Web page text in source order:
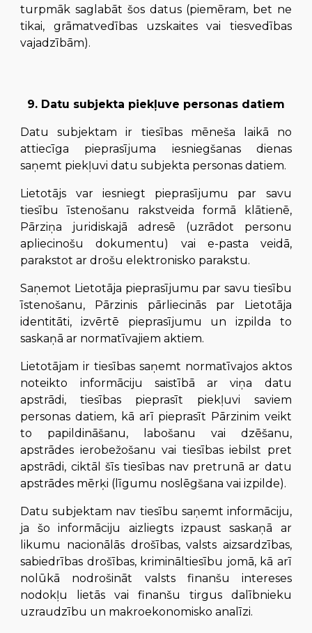
turpmāk saglabāt šos datus (piemēram, bet ne
tikai, grāmatvedības uzskaites vai tiesvedības
vajadzībām).
9. Datu subjekta piekļuve personas datiem
Datu subjektam ir tiesības mēneša laikā no
attiecīga pieprasījuma iesniegšanas dienas
saņemt piekļuvi datu subjekta personas datiem.
Lietotājs var iesniegt pieprasījumu par savu
tiesību īstenošanu rakstveida formā klātienē,
Pārziņa juridiskajā adresē (uzrādot personu
apliecinošu dokumentu) vai e-pasta veidā,
parakstot ar drošu elektronisko parakstu.
Saņemot Lietotāja pieprasījumu par savu tiesību
īstenošanu, Pārzinis pārliecinās par Lietotāja
identitāti, izvērtē pieprasījumu un izpilda to
saskaņā ar normatīvajiem aktiem.
Lietotājam ir tiesības saņemt normatīvajos aktos
noteikto informāciju saistībā ar viņa datu
apstrādi, tiesības pieprasīt piekļuvi saviem
personas datiem, kā arī pieprasīt Pārzinim veikt
to papildināšanu, labošanu vai dzēšanu,
apstrādes ierobežošanu vai tiesības iebilst pret
apstrādi, ciktāl šīs tiesības nav pretrunā ar datu
apstrādes mērķi (līgumu noslēgšana vai izpilde).
Datu subjektam nav tiesību saņemt informāciju,
ja šo informāciju aizliegts izpaust saskaņā ar
likumu nacionālās drošības, valsts aizsardzības,
sabiedrības drošības, krimināltiesību jomā, kā arī
nolūkā nodrošināt valsts finanšu intereses
nodokļu lietās vai finanšu tirgus dalībnieku
uzraudzību un makroekonomisko analīzi.